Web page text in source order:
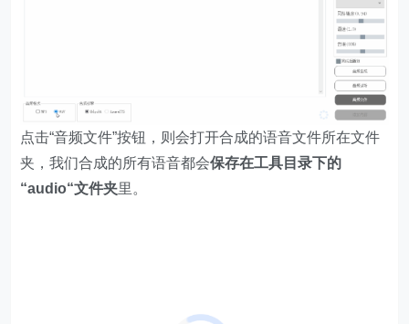
点击“音频文件”按钮，则会打开合成的语音文件所在文件
夹，我们合成的所有语音都会保存在工具目录下的
“audio“文件夹里。